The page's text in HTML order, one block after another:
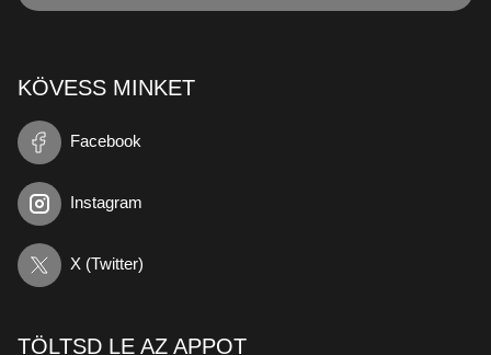
KÖVESS MINKET
Facebook
Instagram
X (Twitter)
TÖLTSD LE AZ APPOT